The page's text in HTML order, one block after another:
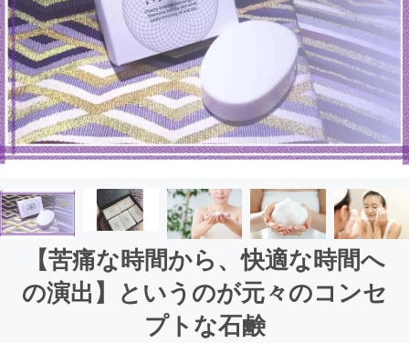
【苦痛な時間から、快適な時間へ
の演出】というのが元々のコンセ
プトな石鹸